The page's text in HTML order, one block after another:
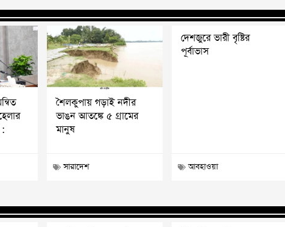
শৈলকুপায় গড়াই নদীর
ভাঙন আতঙ্কে ৫ গ্রামের
মানুষ
সারাদেশ
দেশজুরে ভারী বৃষ্টির
পূর্বাভাস
আবহাওয়া